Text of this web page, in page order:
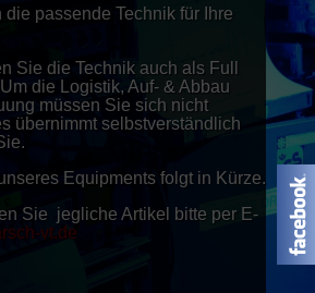
passende Technik für Ihre
Sie die Technik auch als Full
Um die Logistik, Auf- & Abbau
müssen Sie sich nicht
übernimmt selbstverständlich
Equipments folgt in Kürze.
Sie jegliche Artikel bitte per E-
vt.de